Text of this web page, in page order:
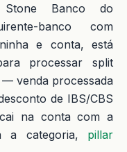
Banco do
banco com
e conta, está
processar split
venda processada
de IBS/CBS
na conta com a
a categoria, pillar